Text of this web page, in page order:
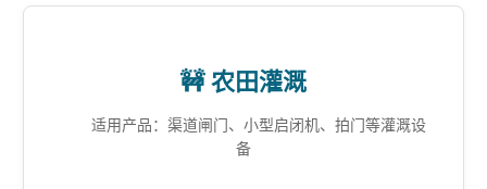
🚧 农田灌溉
适用产品：渠道闸门、小型启闭机、拍门等灌溉设
备